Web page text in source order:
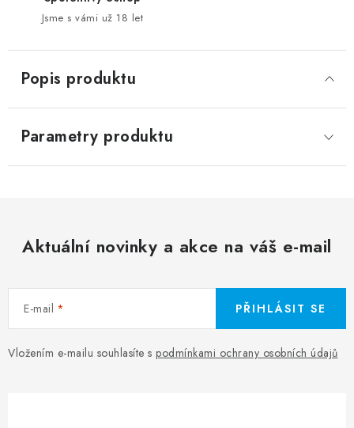
Jsme s vámi už 18 let
Popis produktu
Parametry produktu
Aktuální novinky a akce na váš e-mail
E-mail
Vložením e-mailu souhlasíte s podmínkami ochrany osobních údajů
PŘIHLÁSIT SE